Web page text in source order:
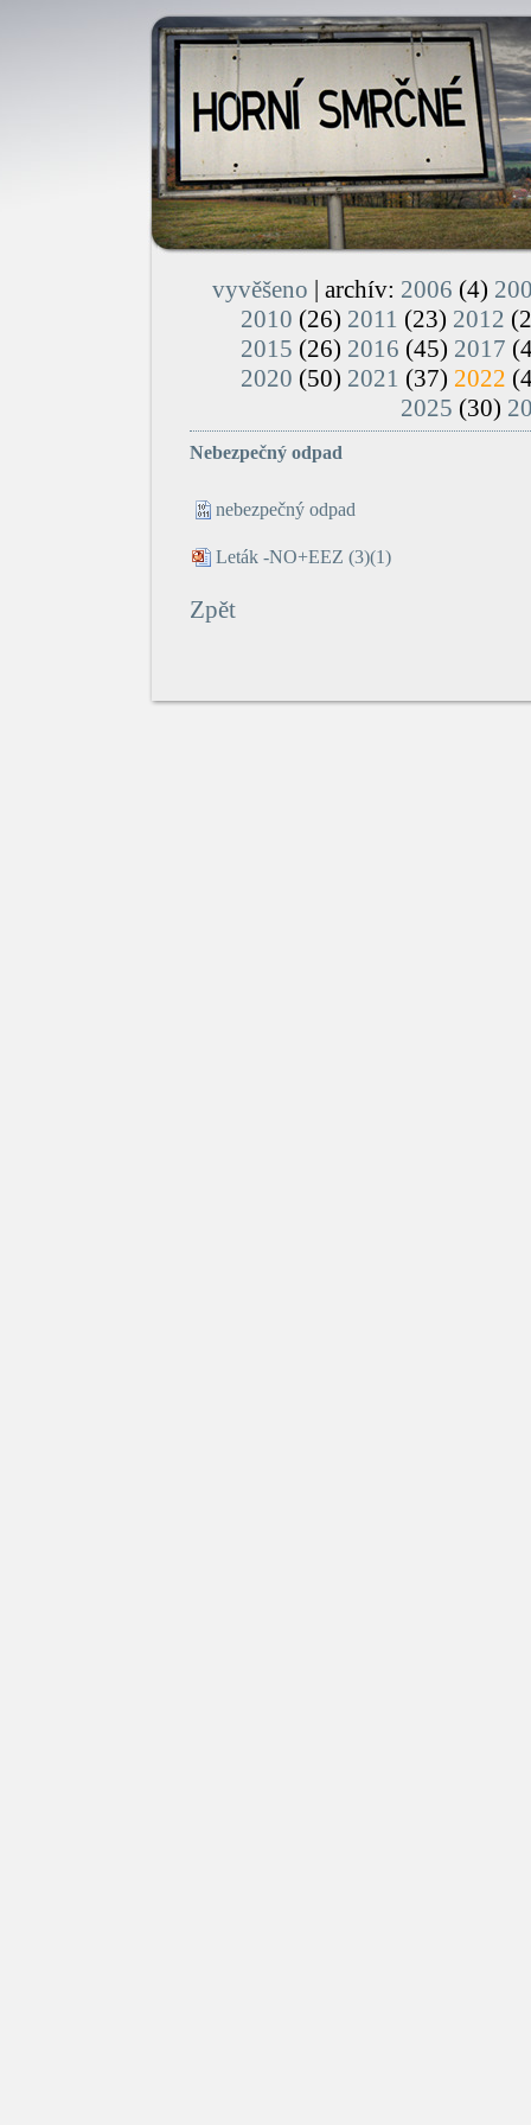
vyvěšeno | archív: 2006 (4)
2010 (26) 2011 (23) 2012
2015 (26) 2016 (45) 2017
2020 (50) 2021 (37) 2022
2025 (30)
Nebezpečný odpad
nebezpečný odpad
Leták -NO+EEZ (3)(1)
Zpět